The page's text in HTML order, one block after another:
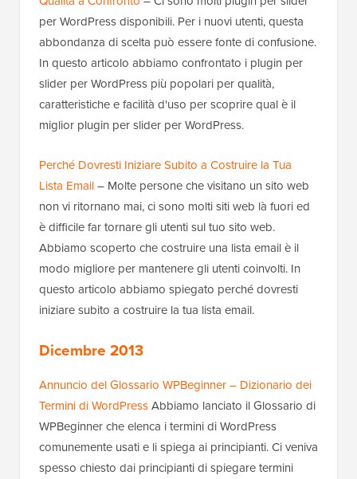
per WordPress disponibili. Per i nuovi utenti, questa
abbondanza di scelta può essere fonte di confusione.
In questo articolo abbiamo confrontato i plugin per
slider per WordPress più popolari per qualità,
caratteristiche e facilità d'uso per scoprire qual è il
miglior plugin per slider per WordPress.
Perché Dovresti Iniziare Subito a Costruire la Tua
Lista Email– Molte persone che visitano un sito web
non vi ritornano mai, ci sono molti siti web là fuori ed
è difficile far tornare gli utenti sul tuo sito web.
Abbiamo scoperto che costruire una lista email è il
modo migliore per mantenere gli utenti coinvolti. In
questo articolo abbiamo spiegato perché dovresti
iniziare subito a costruire la tua lista email.
Dicembre 2013
Annuncio del Glossario WPBeginner – Dizionario dei
Termini di WordPressAbbiamo lanciato il Glossario di
WPBeginner che elenca i termini di WordPress
comunemente usati e li spiega ai principianti. Ci veniva
spesso chiesto dai principianti di spiegare termini